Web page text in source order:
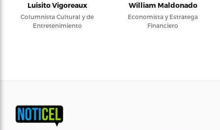
Luisito Vigoreaux
Columnista Cultural y de
Entretenimiento
William Maldonado
Economista y Estratega
Financiero